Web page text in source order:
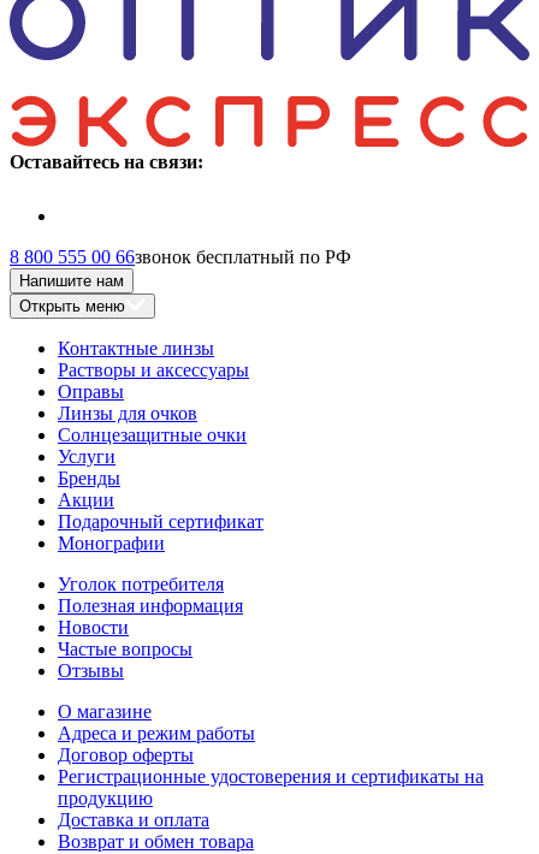
Оставайтесь на связи:
8 800 555 00 66звонок бесплатный по РФ
Напишите нам
Открыть меню
Контактные линзы
Растворы и аксессуары
Оправы
Линзы для очков
Солнцезащитные очки
Услуги
Бренды
Акции
Подарочный сертификат
Монографии
Уголок потребителя
Полезная информация
Новости
Частые вопросы
Отзывы
О магазине
Адреса и режим работы
Договор оферты
Регистрационные удостоверения и сертификаты на
продукцию
Доставка и оплата
Возврат и обмен товара